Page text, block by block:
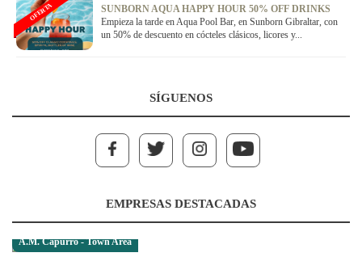
SUNBORN AQUA HAPPY HOUR 50% OFF DRINKS
Empieza la tarde en Aqua Pool Bar, en Sunborn Gibraltar, con
un 50% de descuento en cócteles clásicos, licores y...
OFERTA
SÍGUENOS
EMPRESAS DESTACADAS
A.M. Capurro - Town Area